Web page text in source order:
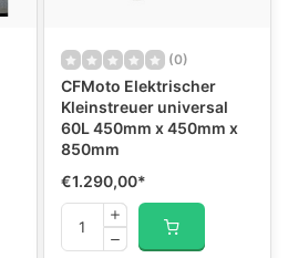
(0)
CFMoto Elektrischer
Kleinstreuer universal
60L 450mm x 450mm x
850mm
€1.290,00*